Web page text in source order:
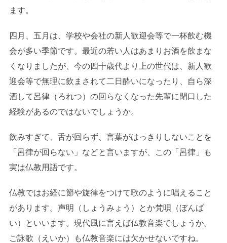
ます。
四月、五月は、学校や会社の新人歓迎会等で一杯飲む機
会が多い季節です。最近の若い人はあまりお酒を飲まな
くなりましたが、今の四十歳代より上の世代は、新人歓
迎会等で無理に飲まされて二日酔いになったり、自ら深
酒して呂律（ろれつ）の回らなくなった先輩に閉口した
経験があるのではないでしょうか。
飲みすぎて、舌が回らず、言葉がはっきりしないことを
「呂律が回らない」などと言いますが、この「呂律」も
実は仏教用語です。
仏教ではお経に節や旋律をつけて歌のように唱えること
があります。声明（しょうみょう）とか梵唄（ぼんば
い）といいます。現代風に言えば仏教音楽でしょうか。
ご詠歌（えいか）も仏教音楽には欠かせないですね。